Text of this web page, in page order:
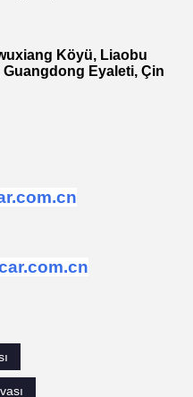
Köyü, Liaobu
Guangdong Eyaleti, Çin